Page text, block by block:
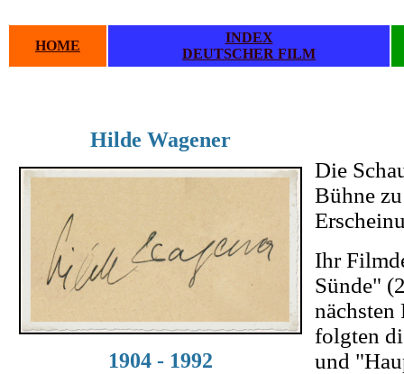
HOME
INDEX
DEUTSCHER FILM
Hilde Wagener
1904 - 1992
Die
Bühne
Ihr
Sünde"
folgten
und